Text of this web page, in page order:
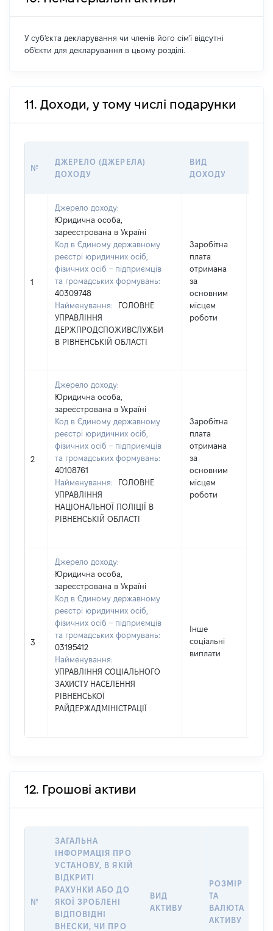
У суб'єкта декларування чи членів його сім'ї відсутні
об'єкти для декларування в цьому розділі.
11. Доходи, у тому числі подарунки
№
ДЖЕРЕЛО (ДЖЕРЕЛА)
ДОХОДУ
ВИД
ДОХОДУ
1
Джерело доходу:
Юридична особа,
зареєстрована в Україні
Код в Єдиному державному
реєстрі юридичних осіб,
фізичних осіб – підприємців
та громадських формувань:
40309748
Найменування:
ГОЛОВНЕ
УПРАВЛІННЯ
ДЕРЖПРОДСПОЖИВСЛУЖБИ
В РІВНЕНСЬКІЙ ОБЛАСТІ
Заробітна
плата
отримана
за
основним
місцем
роботи
2
Джерело доходу:
Юридична особа,
зареєстрована в Україні
Код в Єдиному державному
реєстрі юридичних осіб,
фізичних осіб – підприємців
та громадських формувань:
40108761
Найменування:
ГОЛОВНЕ
УПРАВЛІННЯ
НАЦІОНАЛЬНОЇ ПОЛІЦІЇ В
РІВНЕНСЬКІЙ ОБЛАСТІ
Заробітна
плата
отримана
за
основним
місцем
роботи
3
Джерело доходу:
Юридична особа,
зареєстрована в Україні
Код в Єдиному державному
реєстрі юридичних осіб,
фізичних осіб – підприємців
та громадських формувань:
03195412
Найменування:
УПРАВЛІННЯ СОЦІАЛЬНОГО
ЗАХИСТУ НАСЕЛЕННЯ
РІВНЕНСЬКОЇ
РАЙДЕРЖАДМІНІСТРАЦІЇ
Інше
соціальні
виплати
12. Грошові активи
№
ЗАГАЛЬНА
ІНФОРМАЦІЯ ПРО
УСТАНОВУ, В ЯКІЙ
ВІДКРИТІ
РАХУНКИ АБО ДО
ЯКОЇ ЗРОБЛЕНІ
ВІДПОВІДНІ
ВНЕСКИ, ЧИ ПРО
ВИД
АКТИВУ
РОЗМІР
ТА
ВАЛЮТА
АКТИВУ